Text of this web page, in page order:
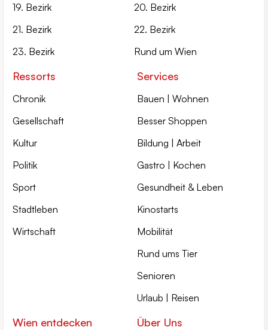
19. Bezirk
20. Bezirk
21. Bezirk
22. Bezirk
23. Bezirk
Rund um Wien
Ressorts
Chronik
Gesellschaft
Kultur
Politik
Sport
Stadtleben
Wirtschaft
Services
Bauen | Wohnen
Besser Shoppen
Bildung | Arbeit
Gastro | Kochen
Gesundheit & Leben
Kinostarts
Mobilität
Rund ums Tier
Senioren
Urlaub | Reisen
Wien entdecken Über Uns